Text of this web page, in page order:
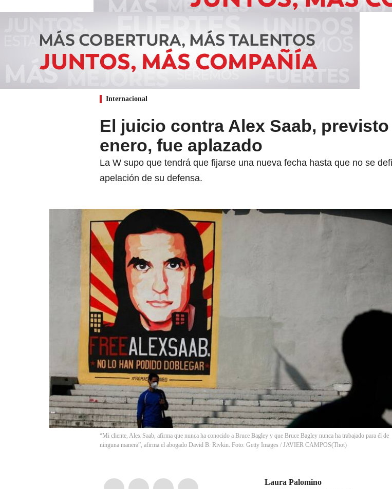
Internacional
El juicio contra Alex Saab, previsto
enero, fue aplazado
La W supo que tendrá que fijarse una nueva fecha hasta que no se
apelación de su defensa.
“Mi cliente, Alex Saab, afirma que nunca ha conocido a Bruce Bagley y que Bruce Bagley nunca ha trabajado para él de
ninguna manera”, afirma el abogado David B. Rivkin. Foto: Getty Images / JAVIER CAMPOS(Thot)
Laura Palomino